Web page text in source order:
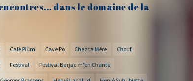
dans le domaine de la
Café Plùm Cave Po Chez ta Mère Chouf
Festival Festival Barjac m'en Chante